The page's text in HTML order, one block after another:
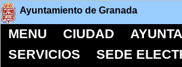
Ayuntamiento de Granada
MENU CIUDAD
SERVICIOS
SEDE